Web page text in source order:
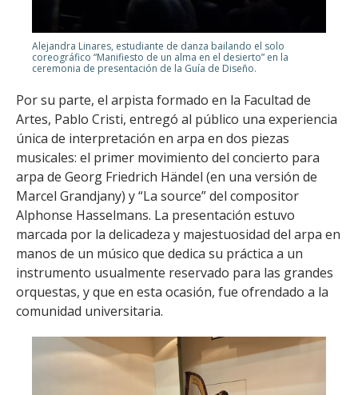
Alejandra Linares, estudiante de danza bailando el solo
coreográfico “Manifiesto de un alma en el desierto” en la
ceremonia de presentación de la Guía de Diseño.
Por su parte, el arpista formado en la Facultad de
Artes, Pablo Cristi, entregó al público una experiencia
única de interpretación en arpa en dos piezas
musicales: el primer movimiento del concierto para
arpa de Georg Friedrich Händel (en una versión de
Marcel Grandjany) y “La source” del compositor
Alphonse Hasselmans. La presentación estuvo
marcada por la delicadeza y majestuosidad del arpa en
manos de un músico que dedica su práctica a un
instrumento usualmente reservado para las grandes
orquestas, y que en esta ocasión, fue ofrendado a la
comunidad universitaria.